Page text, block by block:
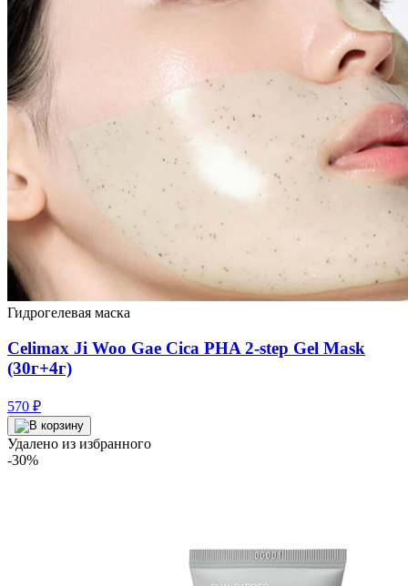
Гидрогелевая маска
Celimax Ji Woo Gae Cica PHA 2-step Gel Mask
(30г+4г)
570 ₽
Удалено из избранного
-30%